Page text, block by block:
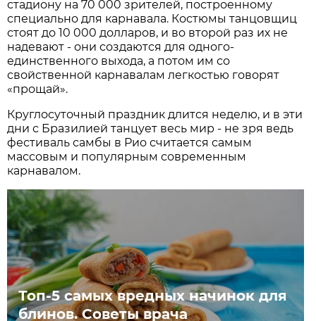
стадиону на 70 000 зрителей, построенному
специально для карнавала. Костюмы танцовщиц
стоят до 10 000 долларов, и во второй раз их не
надевают - они создаются для одного-
единственного выхода, а потом им со
свойственной карнавалам легкостью говорят
«прощай».
Круглосуточный праздник длится неделю, и в эти
дни с Бразилией танцует весь мир - не зря ведь
фестиваль самбы в Рио считается самым
массовым и популярным современным
карнавалом.
Топ-5 самых вредных начинок для
блинов. Советы врача